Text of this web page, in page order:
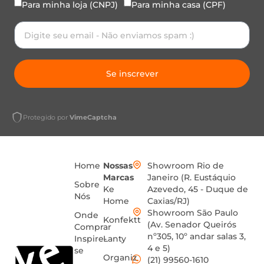
Para minha loja (CNPJ) Para minha casa (CPF)
Se inscrever
Protegido por VimeCaptcha
Home
Sobre
Nós
Onde
Comprar
Inspire-
se
Nossas
Marcas
Ke
Home
Konfektt
Lanty
Organiz
Showroom Rio de
Janeiro (R. Eustáquio
Azevedo, 45 - Duque de
Caxias/RJ)
Showroom São Paulo
(Av. Senador Queirós
nº305, 10º andar salas 3,
4 e 5)
(21) 99560-1610